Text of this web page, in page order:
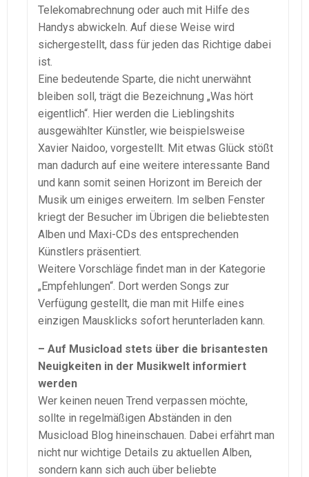
Telekomabrechnung oder auch mit Hilfe des
Handys abwickeln. Auf diese Weise wird
sichergestellt, dass für jeden das Richtige dabei
ist.
Eine bedeutende Sparte, die nicht unerwähnt
bleiben soll, trägt die Bezeichnung „Was hört
eigentlich“. Hier werden die Lieblingshits
ausgewählter Künstler, wie beispielsweise
Xavier Naidoo, vorgestellt. Mit etwas Glück stößt
man dadurch auf eine weitere interessante Band
und kann somit seinen Horizont im Bereich der
Musik um einiges erweitern. Im selben Fenster
kriegt der Besucher im Übrigen die beliebtesten
Alben und Maxi-CDs des entsprechenden
Künstlers präsentiert.
Weitere Vorschläge findet man in der Kategorie
„Empfehlungen“. Dort werden Songs zur
Verfügung gestellt, die man mit Hilfe eines
einzigen Mausklicks sofort herunterladen kann.
– Auf Musicload stets über die brisantesten
Neuigkeiten in der Musikwelt informiert
werden
Wer keinen neuen Trend verpassen möchte,
sollte in regelmäßigen Abständen in den
Musicload Blog hineinschauen. Dabei erfährt man
nicht nur wichtige Details zu aktuellen Alben,
sondern kann sich auch über beliebte